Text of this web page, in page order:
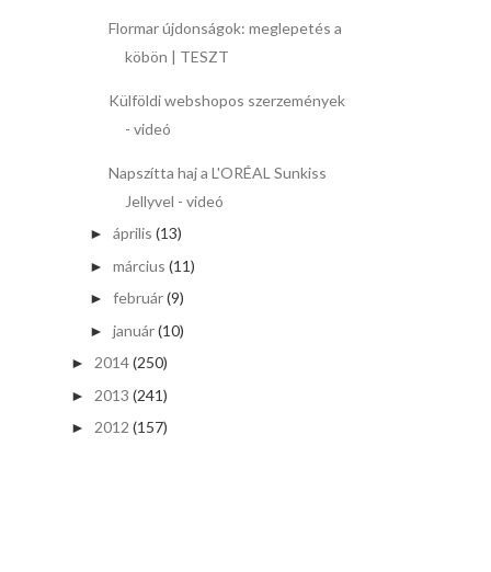
Flormar újdonságok: meglepetés a
köbön | TESZT
Külföldi webshopos szerzemények
- videó
Napszítta haj a L'ORÉAL Sunkiss
Jellyvel - videó
► április (13)
► március (11)
► február(9)
► január(10)
► 2014(250)
► 2013 (241)
► 2012 (157)